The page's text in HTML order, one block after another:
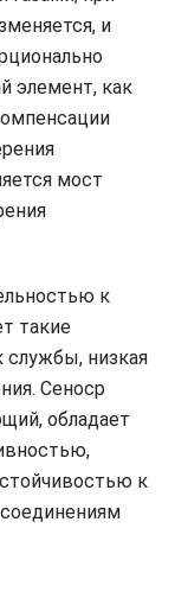
и
элемент, как
мост
к
такие
службы, низкая
Сеноср
обладает
к